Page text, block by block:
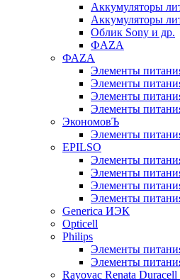
Аккумуляторы
Аккумуляторы
Облик Sony и др.
ФAZA
ФАZA
Элементы
Элементы
Элементы
Элементы
ЭкономовЪ
Элементы
EPILSO
Элементы
Элементы
Элементы
Элементы
Generica ИЭК
Opticell
Philips
Элементы
Элементы
Rayovac Renata